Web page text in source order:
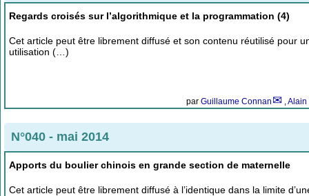
Regards croisés sur l’algorithmique et la programmation (4)
Cet article peut être librement diffusé et son contenu réutilisé pour
utilisation (…)
par Guillaume Connan Alain
N°040 - mai 2014
Apports du boulier chinois en grande section de maternelle
Cet article peut être librement diffusé à l’identique dans la limite